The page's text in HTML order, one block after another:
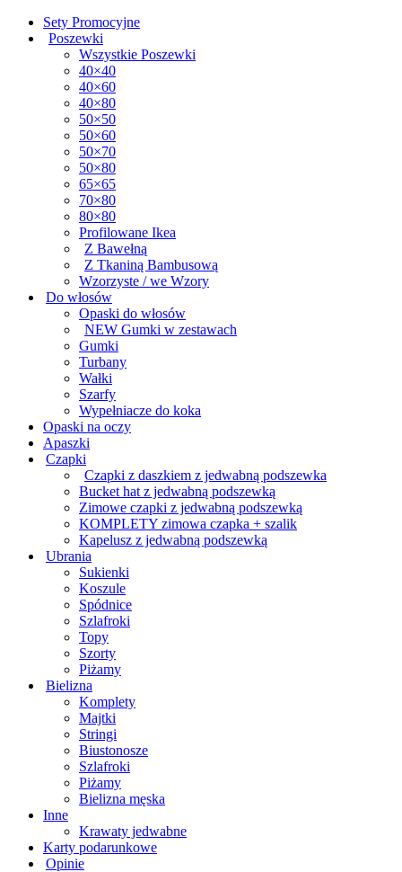
Sety Promocyjne
Poszewki
Wszystkie Poszewki
40×40
40×60
40×80
50×50
50×60
50×70
50×80
65×65
70×80
80×80
Profilowane Ikea
Z Bawełną
Z Tkaniną Bambusową
Wzorzyste / we Wzory
Do włosów
Opaski do włosów
NEW Gumki w zestawach
Gumki
Turbany
Wałki
Szarfy
Wypełniacze do koka
Opaski na oczy
Apaszki
Czapki
Czapki z daszkiem z jedwabną podszewka
Bucket hat z jedwabną podszewką
Zimowe czapki z jedwabną podszewką
KOMPLETY zimowa czapka + szalik
Kapelusz z jedwabną podszewką
Ubrania
Sukienki
Koszule
Spódnice
Szlafroki
Topy
Szorty
Piżamy
Bielizna
Komplety
Majtki
Stringi
Biustonosze
Szlafroki
Piżamy
Bielizna męska
Inne
Krawaty jedwabne
Karty podarunkowe
Opinie